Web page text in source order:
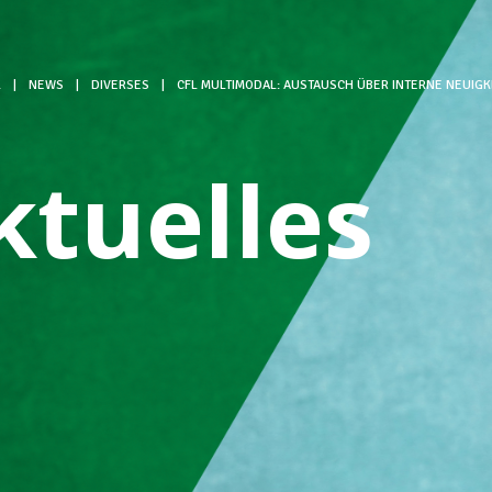
NEWS DIVERSES CFL MULTIMODAL: AUSTAUSCH ÜBER INTERNE